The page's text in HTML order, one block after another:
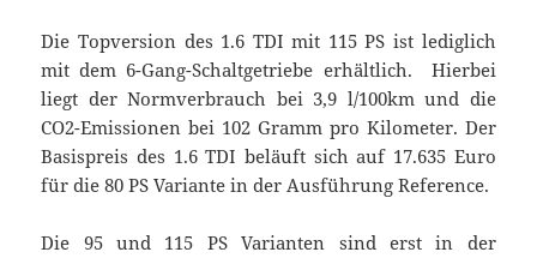
Die Topversion des 1.6 TDI mit 115 PS ist lediglich
mit dem 6-Gang-Schaltgetriebe erhältlich. Hierbei
liegt der Normverbrauch bei 3,9 l/100km und die
CO2-Emissionen bei 102 Gramm pro Kilometer. Der
Basispreis des 1.6 TDI beläuft sich auf 17.635 Euro
für die 80 PS Variante in der Ausführung Reference.
Die 95 und 115 PS Varianten sind erst in der